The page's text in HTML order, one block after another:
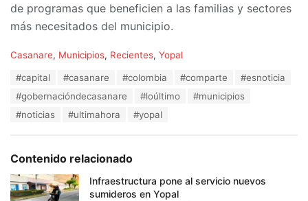
de programas que beneficien a las familias y sectores
más necesitados del municipio.
C
e
s
:
Casanare, Municipios, Recientes, Yopal
#capital #casanare #colombia #comparte
#esnoticia
#gobernacióndecasanare
#loúltimo
#municipios
#noticias
#ultimahora #yopal
Contenido relacionado
Infraestructura pone al servicio nuevos
sumideros en Yopal